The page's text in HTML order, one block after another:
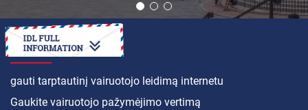
KAIP
gauti tarptautinį vairuotojo leidimą internetu
Gaukite vairuotojo pažymėjimo vertimą